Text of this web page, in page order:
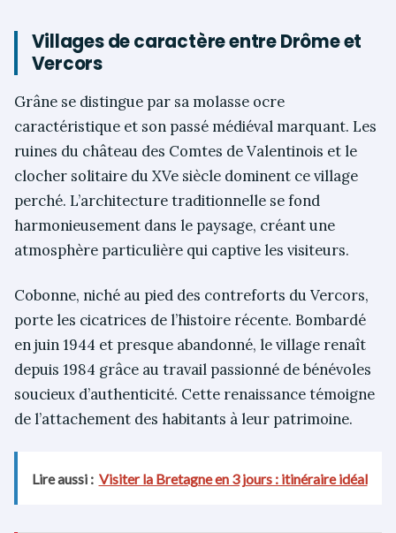
Villages de caractère entre Drôme et
Vercors
Grâne se distingue par sa molasse ocre
caractéristique et son passé médiéval marquant. Les
ruines du château des Comtes de Valentinois et le
clocher solitaire du XVe siècle dominent ce village
perché. L’architecture traditionnelle se fond
harmonieusement dans le paysage, créant une
atmosphère particulière qui captive les visiteurs.
Cobonne, niché au pied des contreforts du Vercors,
porte les cicatrices de l’histoire récente. Bombardé
en juin 1944 et presque abandonné, le village renaît
depuis 1984 grâce au travail passionné de bénévoles
soucieux d’authenticité. Cette renaissance témoigne
de l’attachement des habitants à leur patrimoine.
Lire aussi : Visiter la Bretagne en 3 jours : itinéraire idéal